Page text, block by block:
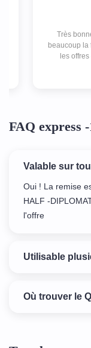
Très
beaucoup
les
FAQ express
Valable sur
Oui ! La remise
HALF -
l'offre
Utilisable
Où trouver le